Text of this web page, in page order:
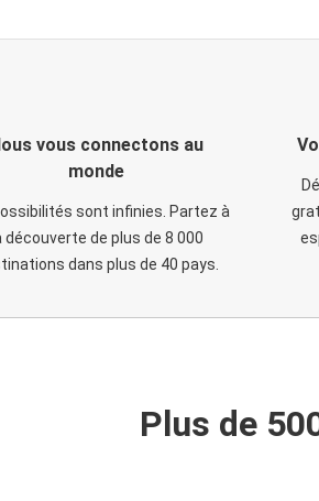
vous connectons au
monde
sont infinies. Partez à
découverte de plus de 8 000
dans plus de 40 pays.
Plus de